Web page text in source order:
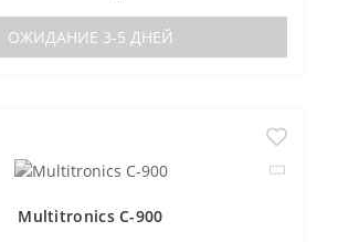
ОЖИДАНИЕ 3-5 ДНЕЙ
Multitronics C-900